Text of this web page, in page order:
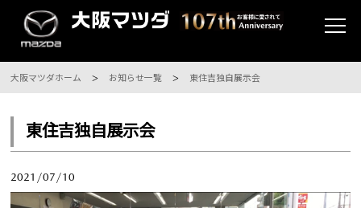
大阪マツダホーム お知らせ一覧 東住吉独自展示会
東住吉独自展示会
2021/07/10